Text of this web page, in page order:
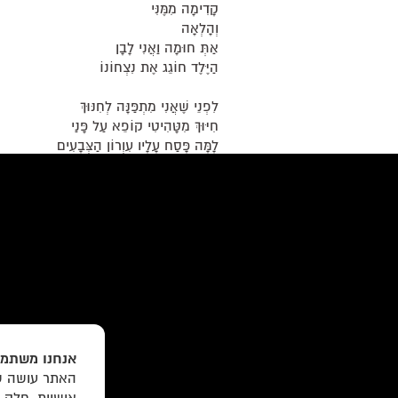
קָדִימָה מִמֶּנִּי
וְהָלְאָה
אַתְּ חוּמָה וַאֲנִי לָבָן
הַיֶּלֶד חוֹגֵג אֶת נִצְחוֹנוֹ
לִפְנֵי שֶׁאֲנִי מִתְפַּנָּה לְחִנּוּךְ
חִיּוּךְ מִטָּהִיטִי קוֹפֵא עַל פָּנַי
לָמָּה פָּסַח עָלָיו עִוְרוֹן הַצְּבָעִים
רשימת חנויות פרטיות
אנחנו
האתר עושה